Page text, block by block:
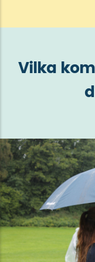
Vilka